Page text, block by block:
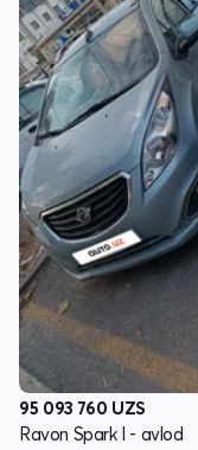
95 093 760 UZS
Ravon Spark I - avlod